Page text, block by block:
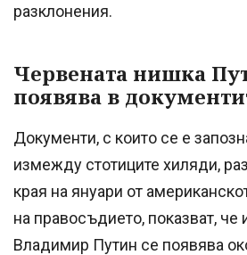
разклонения.
Червената нишка
появява в
Документи, с които се е
измежду стотиците хиляди,
края на януари от
на правосъдието, показват, че
Владимир Путин се появява